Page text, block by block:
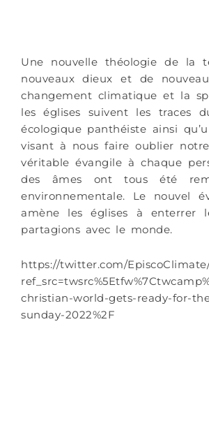
Une nouvelle théologie de la
nouveaux dieux et de
changement climatique et la
les églises suivent les traces
écologique panthéiste ainsi
visant à nous faire oublier
véritable évangile à chaque
des âmes ont tous été
environnementale. Le nouvel
amène les églises à enterrer
partagions avec le monde.
https://twitter.com/EpiscoClimate/
christian-world-gets-ready-for-
sunday-2022%2F